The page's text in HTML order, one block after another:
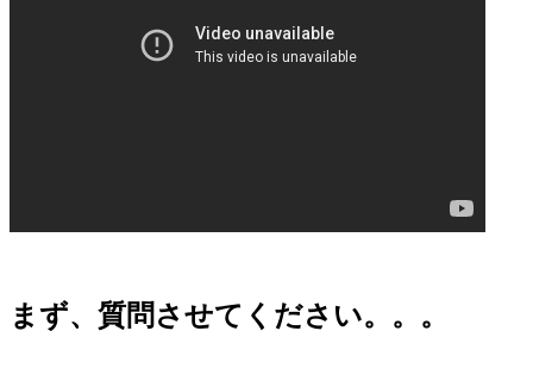
まず、質問させてください。。。